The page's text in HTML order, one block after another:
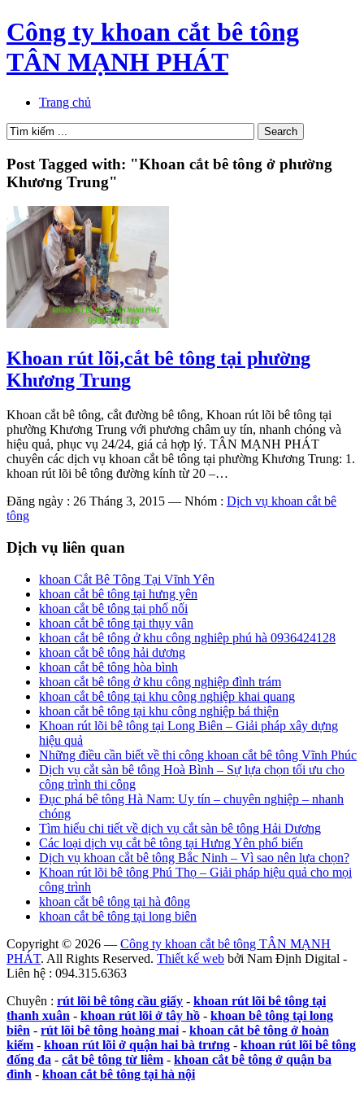
Công ty khoan cắt bê tông
TÂN MẠNH PHÁT
Trang chủ
Post Tagged with: "Khoan cắt bê tông ở phường
Khương Trung"
Khoan rút lõi,cắt bê tông tại phường
Khương Trung
Khoan cắt bê tông, cắt đường bê tông, Khoan rút lõi bê tông tại
phường Khương Trung với phương châm uy tín, nhanh chóng và
hiệu quả, phục vụ 24/24, giá cả hợp lý. TÂN MẠNH PHÁT
chuyên các dịch vụ khoan cắt bê tông tại phường Khương Trung: 1.
khoan rút lõi bê tông đường kính từ 20 –…
Đăng ngày : 26 Tháng 3, 2015 — Nhóm : Dịch vụ khoan cắt bê
tông
Dịch vụ liên quan
khoan Cắt Bê Tông Tại Vĩnh Yên
khoan cắt bê tông tại hưng yên
khoan cắt bê tông tại phố nối
khoan cắt bê tông tại thụy vân
khoan cắt bê tông ở khu công nghiêp phú hà 0936424128
khoan cắt bê tông hải dương
khoan cắt bê tông hòa bình
khoan cắt bê tông ở khu công nghiệp đình trám
khoan cắt bê tông tại khu công nghiệp khai quang
khoan cắt bê tông tại khu công nghiệp bá thiện
Khoan rút lõi bê tông tại Long Biên – Giải pháp xây dựng
hiệu quả
Những điều cần biết về thi công khoan cắt bê tông Vĩnh Phúc
Dịch vụ cắt sàn bê tông Hoà Bình – Sự lựa chọn tối ưu cho
công trình thi công
Đục phá bê tông Hà Nam: Uy tín – chuyên nghiệp – nhanh
chóng
Tìm hiểu chi tiết về dịch vụ cắt sàn bê tông Hải Dương
Các loại dịch vụ cắt bê tông tại Hưng Yên phổ biến
Dịch vụ khoan cắt bê tông Bắc Ninh – Vì sao nên lựa chọn?
Khoan rút lõi bê tông Phú Thọ – Giải pháp hiệu quả cho mọi
công trình
khoan cắt bê tông tại hà đông
khoan cắt bê tông tại long biên
Copyright © 2026 — Công ty khoan cắt bê tông TÂN MẠNH
PHÁT. All Rights Reserved. Thiết kế web bởi Nam Định Digital -
Liên hệ : 094.315.6363
Chuyên : rút lõi bê tông cầu giấy - khoan rút lõi bê tông tại
thanh xuân - khoan rút lõi ở tây hồ - khoan bê tông tại long
biên - rút lõi bê tông hoàng mai - khoan cắt bê tông ở hoàn
kiếm - khoan rút lõi ở quận hai bà trưng - khoan rút lõi bê tông
đống đa - cắt bê tông từ liêm - khoan cắt bê tông ở quận ba
đình - khoan cắt bê tông tại hà nội